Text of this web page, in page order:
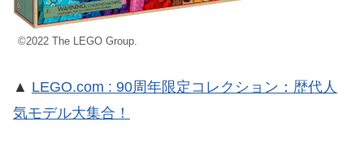
©2022 The LEGO Group.
▲ LEGO.com : 90周年限定コレクション：歴代人
気モデル大集合！